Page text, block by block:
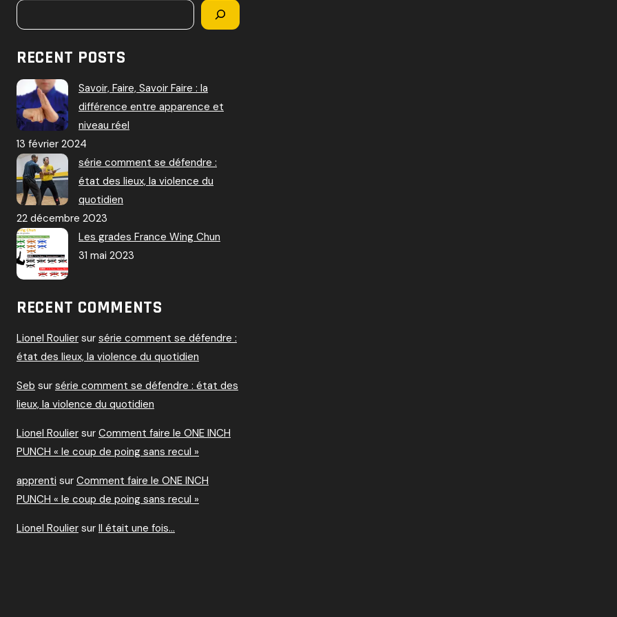
RECENT POSTS
Savoir, Faire, Savoir Faire : la
différence entre apparence et
niveau réel
13 février 2024
série comment se défendre :
état des lieux, la violence du
quotidien
22 décembre 2023
Les grades France Wing Chun
31 mai 2023
RECENT COMMENTS
Lionel Roulier sur série comment se défendre :
état des lieux, la violence du quotidien
Seb sur série comment se défendre : état des
lieux, la violence du quotidien
Lionel Roulier sur Comment faire le ONE INCH
PUNCH « le coup de poing sans recul »
apprenti sur Comment faire le ONE INCH
PUNCH « le coup de poing sans recul »
Lionel Roulier sur Il était une fois…